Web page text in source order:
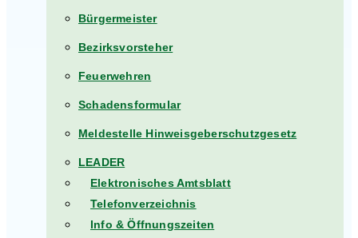
Bürgermeister
Bezirksvorsteher
Feuerwehren
Schadensformular
Meldestelle Hinweisgeberschutzgesetz
LEADER
Elektronisches Amtsblatt
Telefonverzeichnis
Info & Öffnungszeiten